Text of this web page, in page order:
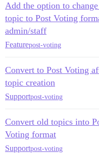
Add the option to
topic to Post Voting
admin/staff
Featurepost-voting
Convert to Post Voting
topic creation
Supportpost-voting
Convert old topics into
Voting format
Supportpost-voting